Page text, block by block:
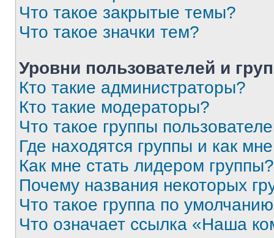
Что такое закрытые темы?
Что такое значки тем?
Уровни пользователей и
Кто такие администраторы?
Кто такие модераторы?
Что такое группы
Где находятся группы и как
Как мне стать лидером группы?
Почему названия некоторых
Что такое группа по
Что означает ссылка «Наша